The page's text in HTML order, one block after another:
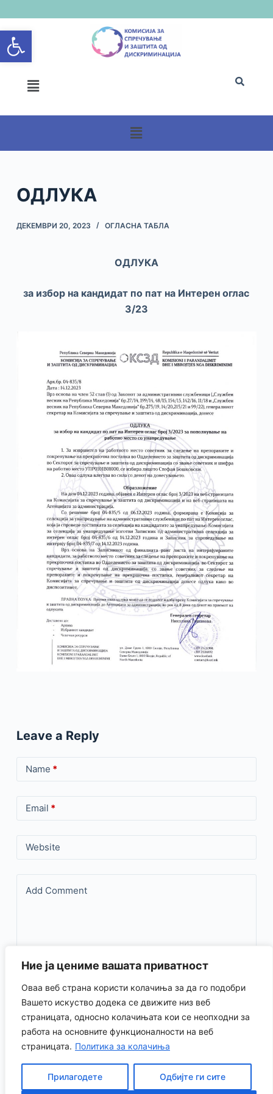
Open toolbar
Ние ја цениме вашата приватност
Оваа веб страна користи колачиња за да го подобри
Вашето искуство додека се движите низ веб
страницата, односно колачињата кои се неопходни за
работа на основните функционалности на веб
страницата. Политика за колачиња
Прилагодете Одбијте ги сите
k
i
p
ОДЛУКА
ДЕКЕМВРИ 20, 2023 ОГЛАСНА ТАБЛА
ОДЛУКА
за избор на кандидат по пат на Интерен оглас
3/23
Leave a Reply
Name *
Email *
Website
Add Comment
Save my name, email, and website in this browser for the
next time I comment.
Испрати коментар